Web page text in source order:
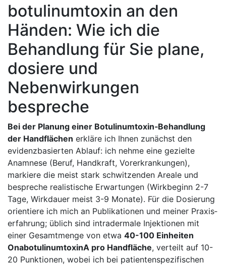
botulinumtoxin ‍an den
Händen: Wie ich die
Behandlung für Sie plane,
dosiere und
Nebenwirkungen
bespreche
Bei der Planung einer​ Botulinumtoxin‑Behandlung
der Handflächen erkläre⁤ ich Ihnen⁢ zunächst den‌
evidenzbasierten ​Ablauf: ich nehme eine gezielte
Anamnese ⁢(Beruf, Handkraft, Vorerkrankungen),
markiere ⁢die meist ⁢stark schwitzenden Areale und
bespreche realistische Erwartungen⁤ (Wirkbeginn 2-7
Tage, ​Wirkdauer meist 3-9 Monate). Für die Dosierung
orientiere ⁤ich ⁤mich an ⁢Publikationen und meiner Praxis­
erfahrung; üblich sind intradermale Injektionen mit
einer Gesamtmenge von etwa 40-100 Einheiten
OnabotulinumtoxinA‌ pro Handfläche, verteilt auf 10-
20 Punktionen, wobei ich bei patientenspezifischen